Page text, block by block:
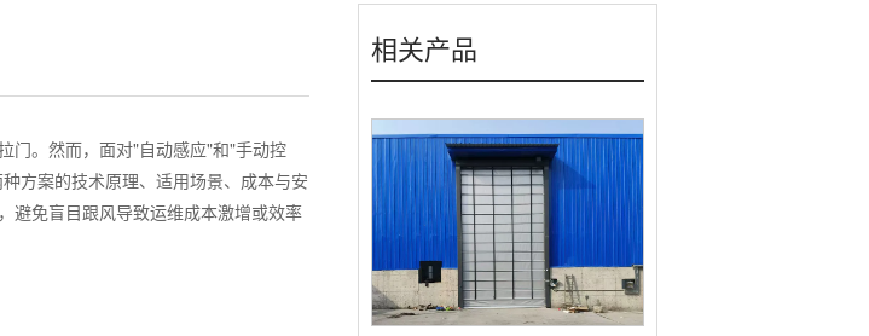
门。然而，面对"自动感应"和"手动控
方案的技术原理、适用场景、成本与安
避免盲目跟风导致运维成本激增或效率
相关产品